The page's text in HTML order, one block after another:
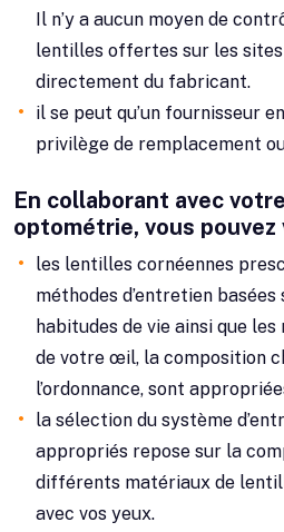
Il n’y a aucun moyen de
lentilles offertes sur les
directement du fabricant.
il se peut qu’un fournisseur
privilège de remplacement ou
En collaborant avec
optométrie, vous pouvez
les lentilles cornéennes
méthodes d’entretien
habitudes de vie ainsi que
de votre œil, la composition
l’ordonnance, sont
la sélection du système
appropriés repose sur la
différents matériaux de
avec vos yeux.